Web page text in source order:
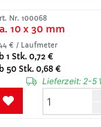
Nr. 100068
10 x 30 mm
€ / Laufmeter
1 Stk. 0,72 €
50 Stk. 0,68 €
Lieferzeit: 2-5